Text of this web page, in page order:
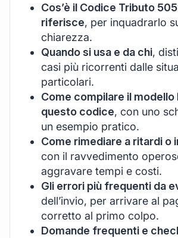
Cos’è il Codice Tributo
riferisce, per inquadrarlo
chiarezza.
Quando si usa e da chi,
casi più ricorrenti dalle
particolari.
Come compilare il modello
questo codice, con uno
un esempio pratico.
Come rimediare a ritardi o
con il ravvedimento
aggravare tempi e costi.
Gli errori più frequenti da
dell’invio, per arrivare al
corretto al primo colpo.
Domande frequenti e